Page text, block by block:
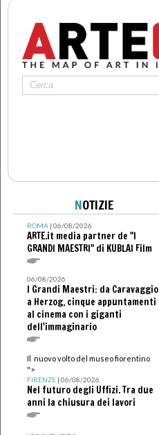
NOTIZIE
ROMA| 06/08/2026
ARTE.it media partner de "I
GRANDI MAESTRI" di KUBLAI Film
06/08/2026
I Grandi Maestri: da Caravaggio
a Herzog, cinque appuntamenti
al cinema con i giganti
dell'immaginario
Il nuovo volto del museo fiorentino
">
FIRENZE| 06/08/2026
Nel futuro degli Uffizi. Tra due
anni la chiusura dei lavori